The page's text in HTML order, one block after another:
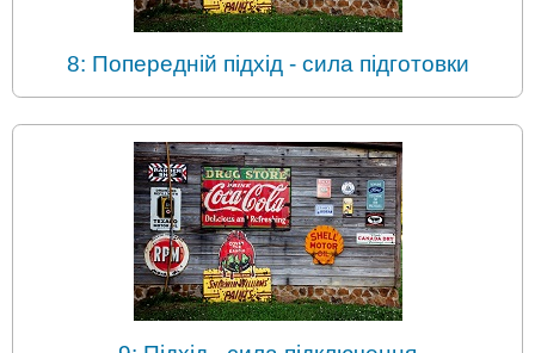
8: Попередній підхід - сила підготовки